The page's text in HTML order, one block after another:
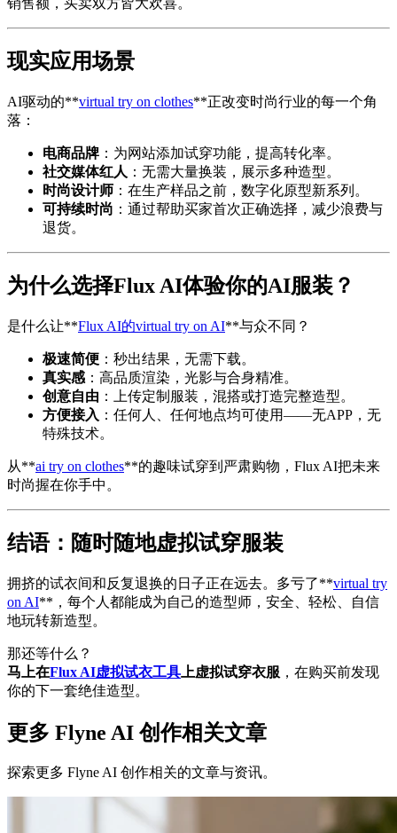
销售额，买卖双方皆大欢喜。
现实应用场景
AI驱动的**virtual try on clothes**正改变时尚行业的每一个角
落：
电商品牌 ：为网站添加试穿功能，提高转化率。
社交媒体红人 ：无需大量换装，展示多种造型。
时尚设计师 ：在生产样品之前，数字化原型新系列。
可持续时尚 ：通过帮助买家首次正确选择，减少浪费与
退货。
为什么选择Flux AI体验你的AI服装？
是什么让**Flux AI的virtual try on AI**与众不同？
极速简便 ：秒出结果，无需下载。
真实感 ：高品质渲染，光影与合身精准。
创意自由 ：上传定制服装，混搭或打造完整造型。
方便接入 ：任何人、任何地点均可使用——无APP，无
特殊技术。
从**ai try on clothes**的趣味试穿到严肃购物，Flux AI把未来
时尚握在你手中。
结语：随时随地虚拟试穿服装
拥挤的试衣间和反复退换的日子正在远去。多亏了**virtual try
on AI**，每个人都能成为自己的造型师，安全、轻松、自信
地玩转新造型。
那还等什么？
马上在Flux AI虚拟试衣工具 上虚拟试穿衣服 ，在购买前发现
你的下一套绝佳造型。
更多 Flyne AI 创作相关文章
探索更多 Flyne AI 创作相关的文章与资讯。